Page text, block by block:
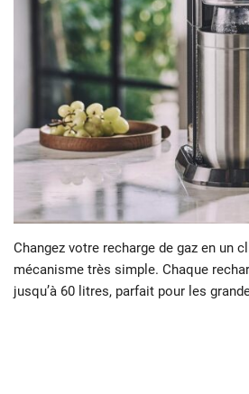
Changez votre recharge de gaz en un
mécanisme très simple. Chaque
jusqu’à 60 litres, parfait pour les